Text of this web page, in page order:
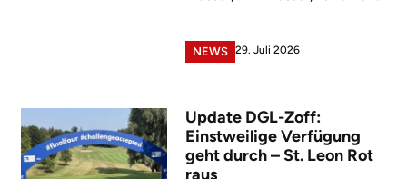
NEWS 29. Juli 2026
Update DGL-Zoff:
Einstweilige Verfügung
geht durch – St. Leon Rot
raus